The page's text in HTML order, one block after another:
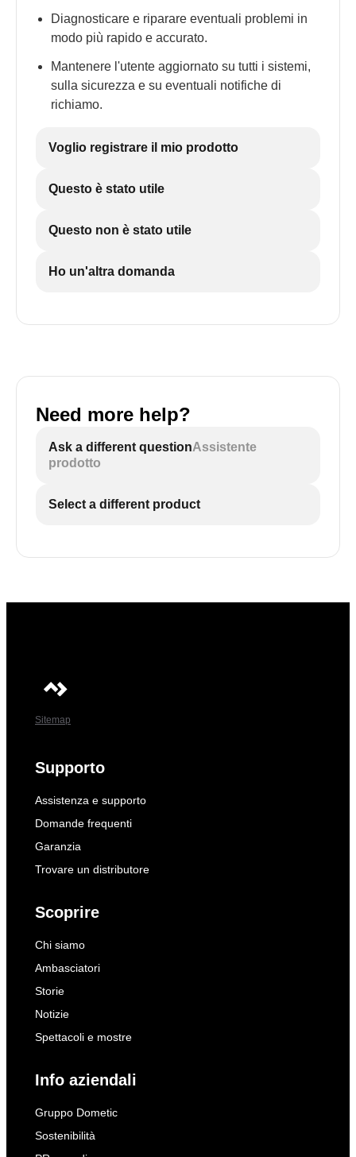
Diagnosticare e riparare eventuali problemi in
modo più rapido e accurato.
Mantenere l'utente aggiornato su tutti i sistemi,
sulla sicurezza e su eventuali notifiche di
richiamo.
Voglio registrare il mio prodotto
Questo è stato utile
Questo non è stato utile
Ho un'altra domanda
Need more help?
Ask a different questionAssistente
prodotto
Select a different product
Sitemap
Supporto
Assistenza e supporto
Domande frequenti
Garanzia
Trovare un distributore
Scoprire
Chi siamo
Ambasciatori
Storie
Notizie
Spettacoli e mostre
Info aziendali
Gruppo Dometic
Sostenibilità